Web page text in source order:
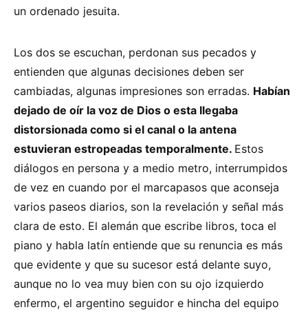
un ordenado jesuita.
Los dos se escuchan, perdonan sus pecados y
entienden que algunas decisiones deben ser
cambiadas, algunas impresiones son erradas. Habían
dejado de oír la voz de Dios o esta llegaba
distorsionada como si el canal o la antena
estuvieran estropeadas temporalmente. Estos
diálogos en persona y a medio metro, interrumpidos
de vez en cuando por el marcapasos que aconseja
varios paseos diarios, son la revelación y señal más
clara de esto. El alemán que escribe libros, toca el
piano y habla latín entiende que su renuncia es más
que evidente y que su sucesor está delante suyo,
aunque no lo vea muy bien con su ojo izquierdo
enfermo, el argentino seguidor e hincha del equipo